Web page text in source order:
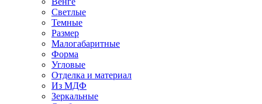
Светлые
Темные
Размер
Малогабаритные
Форма
Угловые
Отделка и материал
Из МДФ
Зеркальные